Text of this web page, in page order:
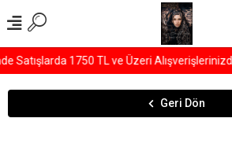
Satışlarda 1750 TL ve Üzeri
Geri Dön